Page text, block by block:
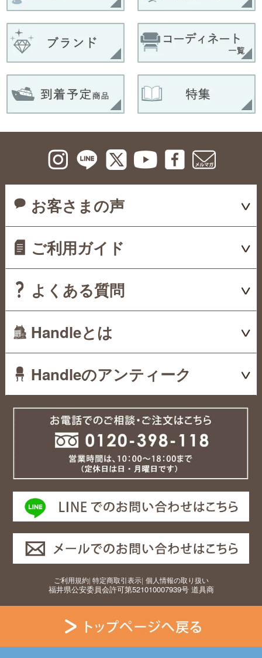
お客さまの声
ご利用ガイド
よくある質問
Handleとは
Handleのアンティーク
ご利用規約| 特定商取引表示| 個人情報の取り扱い
福井県公安委員会許可第521010007939号 道具商